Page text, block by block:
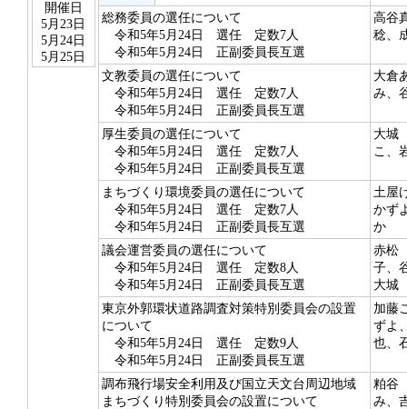
開催日
5月23日
5月24日
5月25日
総務委員の選任について
令和5年5月24日 選任 定数7人
令和5年5月24日 正副委員長互選
高谷
稔、
文教委員の選任について
令和5年5月24日 選任 定数7人
令和5年5月24日 正副委員長互選
大倉
み、
厚生委員の選任について
令和5年5月24日 選任 定数7人
令和5年5月24日 正副委員長互選
大城
こ、
まちづくり環境委員の選任について
令和5年5月24日 選任 定数7人
令和5年5月24日 正副委員長互選
土屋
かず
か
議会運営委員の選任について
令和5年5月24日 選任 定数8人
令和5年5月24日 正副委員長互選
赤松
子、
大城
東京外郭環状道路調査対策特別委員会の設置
について
令和5年5月24日 選任 定数9人
令和5年5月24日 正副委員長互選
加藤
ずよ
也、
調布飛行場安全利用及び国立天文台周辺地域
まちづくり特別委員会の設置について
粕谷
み、